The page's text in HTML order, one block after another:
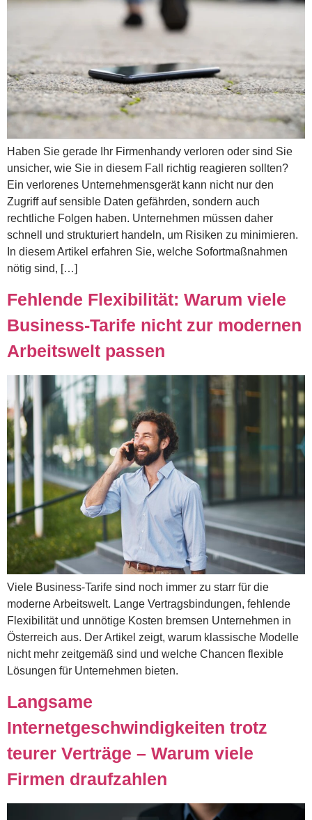
Haben Sie gerade Ihr Firmenhandy verloren oder sind Sie
unsicher, wie Sie in diesem Fall richtig reagieren sollten?
Ein verlorenes Unternehmensgerät kann nicht nur den
Zugriff auf sensible Daten gefährden, sondern auch
rechtliche Folgen haben. Unternehmen müssen daher
schnell und strukturiert handeln, um Risiken zu minimieren.
In diesem Artikel erfahren Sie, welche Sofortmaßnahmen
nötig sind, […]
Fehlende Flexibilität: Warum viele
Business-Tarife nicht zur modernen
Arbeitswelt passen
Viele Business-Tarife sind noch immer zu starr für die
moderne Arbeitswelt. Lange Vertragsbindungen, fehlende
Flexibilität und unnötige Kosten bremsen Unternehmen in
Österreich aus. Der Artikel zeigt, warum klassische Modelle
nicht mehr zeitgemäß sind und welche Chancen flexible
Lösungen für Unternehmen bieten.
Langsame
Internetgeschwindigkeiten trotz
teurer Verträge – Warum viele
Firmen draufzahlen